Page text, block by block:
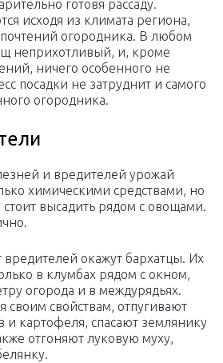
готовя рассаду.
исходя из климата региона,
огородника. В любом
неприхотливый, и, кроме
ничего особенного не
посадки не затруднит и самого
огородника.
и вредителей урожай
химическими средствами, но
высадить рядом с овощами.
окажут бархатцы. Их
в клумбах рядом с окном,
огорода и в междурядьях.
своим свойствам, отпугивают
и картофеля, спасают землянику
отгоняют луковую муху,